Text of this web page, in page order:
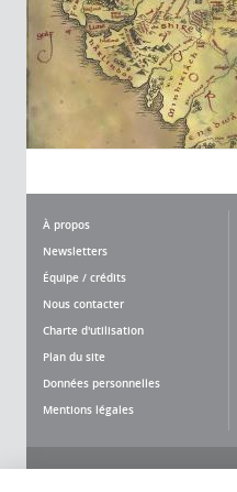
À propos
Newsletters
Équipe / crédits
Nous contacter
Charte d'utilisation
Plan du site
Données personnelles
Mentions légales